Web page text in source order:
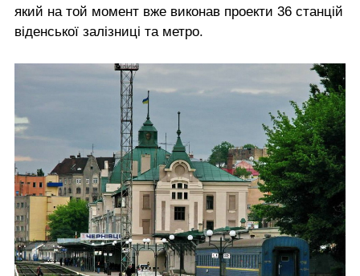
який на той момент вже виконав проекти 36 станцій
віденської залізниці та метро.